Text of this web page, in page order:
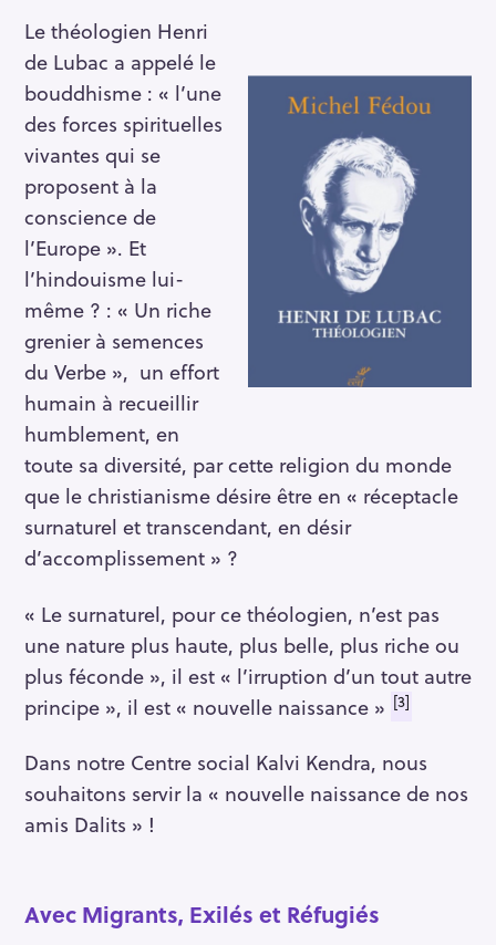
Le théologien Henri
de Lubac a appelé le
bouddhisme : « l’une
des forces spirituelles
vivantes qui se
proposent à la
conscience de
l’Europe ». Et
l’hindouisme lui-
même ? : « Un riche
grenier à semences
du Verbe », un effort
humain à recueillir
humblement, en
toute sa diversité, par cette religion du monde
que le christianisme désire être en « réceptacle
surnaturel et transcendant, en désir
d’accomplissement » ?
« Le surnaturel, pour ce théologien, n’est pas
une nature plus haute, plus belle, plus riche ou
plus féconde », il est « l’irruption d’un tout autre
principe », il est « nouvelle naissance » [3]
Dans notre Centre social Kalvi Kendra, nous
souhaitons servir la « nouvelle naissance de nos
amis Dalits » !
Avec Migrants, Exilés et Réfugiés